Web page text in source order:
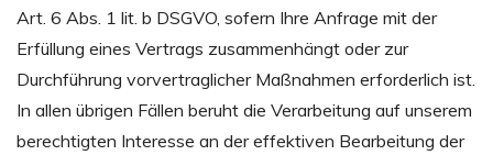
Art. 6 Abs. 1 lit. b DSGVO, sofern Ihre Anfrage mit der
Erfüllung eines Vertrags zusammenhängt oder zur
Durchführung vorvertraglicher Maßnahmen erforderlich ist.
In allen übrigen Fällen beruht die Verarbeitung auf unserem
berechtigten Interesse an der effektiven Bearbeitung der